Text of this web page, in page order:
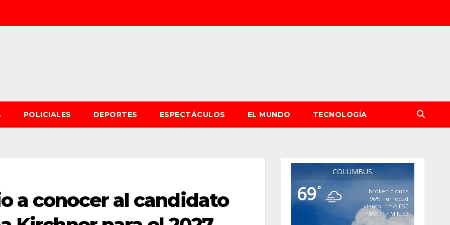
POLICIALES DEPORTES ESPECTÁCULOS EL MUNDO TECNOLOGÍA
a conocer al candidato
COLUMBUS
69°
broken clouds
96% humedad
viento: 1m/s ESE
MAX 71 • MIN 67